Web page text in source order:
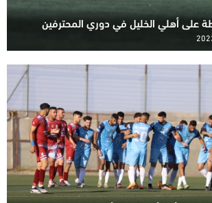
على أهلي الخليل في دوري المحترفين